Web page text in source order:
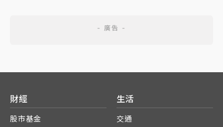
財經
股市基金
生活
交通